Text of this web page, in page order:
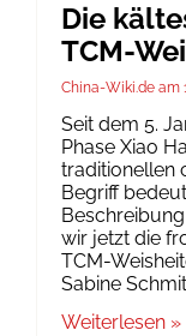
Die
TCM-
China-Wiki.de
Seit dem 5.
Phase Xiao
traditionellen
Begriff
wir jetzt die
TCM-
Sabine
Weiterlesen »